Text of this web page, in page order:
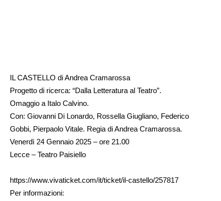
IL CASTELLO di Andrea Cramarossa
Progetto di ricerca: “Dalla Letteratura al Teatro”.
Omaggio a Italo Calvino.
Con: Giovanni Di Lonardo, Rossella Giugliano, Federico
Gobbi, Pierpaolo Vitale. Regia di Andrea Cramarossa.
Venerdì 24 Gennaio 2025 – ore 21.00
Lecce – Teatro Paisiello
https://www.vivaticket.com/it/ticket/il-castello/257817
Per informazioni: